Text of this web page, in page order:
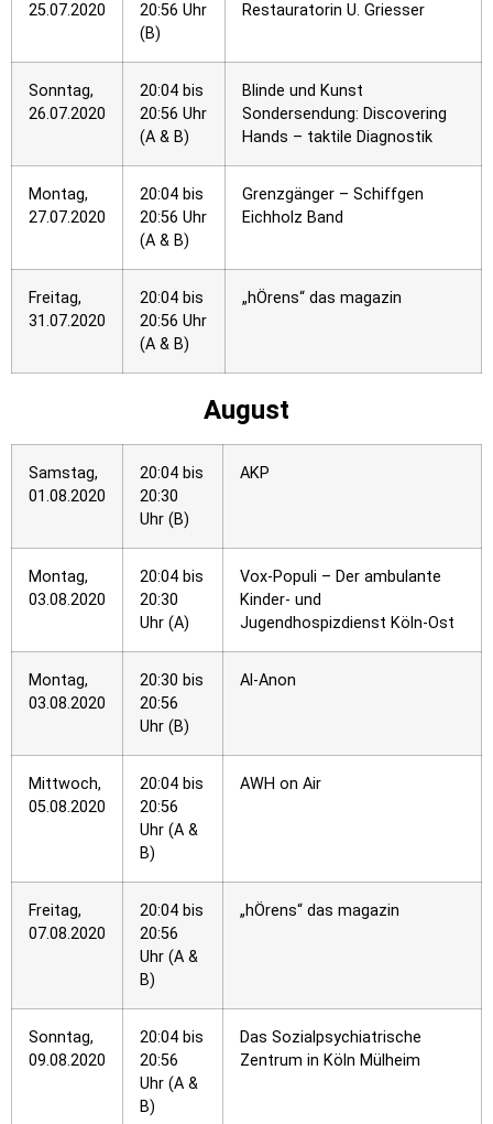
25.07.2020
20:56 Uhr
(B)
Restauratorin U. Griesser
Sonntag,
26.07.2020
20:04 bis
20:56 Uhr
(A & B)
Blinde und Kunst
Sondersendung: Discovering
Hands – taktile Diagnostik
Montag,
27.07.2020
20:04 bis
20:56 Uhr
(A & B)
Grenzgänger – Schiffgen
Eichholz Band
Freitag,
31.07.2020
20:04 bis
20:56 Uhr
(A & B)
„hÖrens“ das magazin
August
Samstag,
01.08.2020
20:04 bis
20:30
Uhr (B)
AKP
Montag,
03.08.2020
20:04 bis
20:30
Uhr (A)
Vox-Populi – Der ambulante
Kinder- und
Jugendhospizdienst Köln-Ost
Montag,
03.08.2020
20:30 bis
20:56
Uhr (B)
Al-Anon
Mittwoch,
05.08.2020
20:04 bis
20:56
Uhr (A &
B)
AWH on Air
Freitag,
07.08.2020
20:04 bis
20:56
Uhr (A &
B)
„hÖrens“ das magazin
Sonntag,
09.08.2020
20:04 bis
20:56
Uhr (A &
B)
Das Sozialpsychiatrische
Zentrum in Köln Mülheim